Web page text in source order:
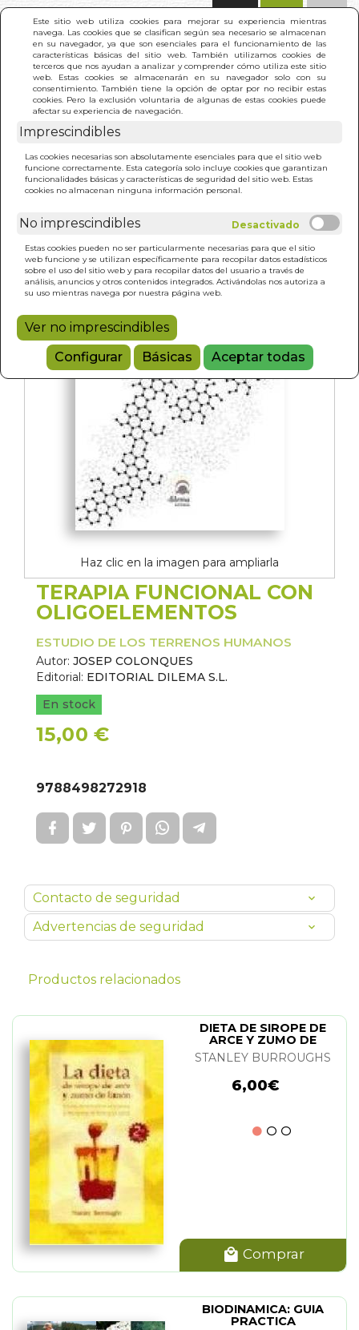
Este sitio web utiliza cookies para mejorar su experiencia mientras
navega. Las cookies que se clasifican según sea necesario se almacenan
en su navegador, ya que son esenciales para el funcionamiento de las
características básicas del sitio web. También utilizamos cookies de
terceros que nos ayudan a analizar y comprender cómo utiliza este sitio
web. Estas cookies se almacenarán en su navegador solo con su
consentimiento. También tiene la opción de optar por no recibir estas
cookies. Pero la exclusión voluntaria de algunas de estas cookies puede
afectar su experiencia de navegación.
Imprescindibles
Las cookies necesarias son absolutamente esenciales para que el sitio web
funcione correctamente. Esta categoría solo incluye cookies que garantizan
funcionalidades básicas y características de seguridad del sitio web. Estas
cookies no almacenan ninguna información personal.
No imprescindibles
Estas cookies pueden no ser particularmente necesarias para que el sitio
web funcione y se utilizan específicamente para recopilar datos estadísticos
sobre el uso del sitio web y para recopilar datos del usuario a través de
análisis, anuncios y otros contenidos integrados. Activándolas nos autoriza a
su uso mientras navega por nuestra página web.
Ver no imprescindibles
Configurar
Básicas Aceptar todas
INICIO >
OLIGOELEMENTOS
Haz clic en la imagen para ampliarla
TERAPIA FUNCIONAL CON
OLIGOELEMENTOS
ESTUDIO DE LOS TERRENOS HUMANOS
Autor: JOSEP COLONQUES
Editorial: EDITORIAL DILEMA S.L.
En stock
15,00 €
9788498272918
Contacto de seguridad
Advertencias de seguridad
Productos relacionados
DIETA DE SIROPE DE
ARCE Y ZUMO DE
LIMON. LA
STANLEY BURROUGHS
6,00€
Comprar
BIODINAMICA: GUIA
PRACTICA